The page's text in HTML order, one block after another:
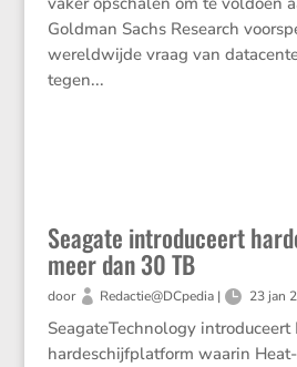
Goldman Sachs Research
wereldwijde vraag van
tegen...
Seagate introduceert
meer dan 30 TB
door Redactie@DCpedia| 23 jan
SeagateTechnology introduceert
hardeschijfplatform waarin